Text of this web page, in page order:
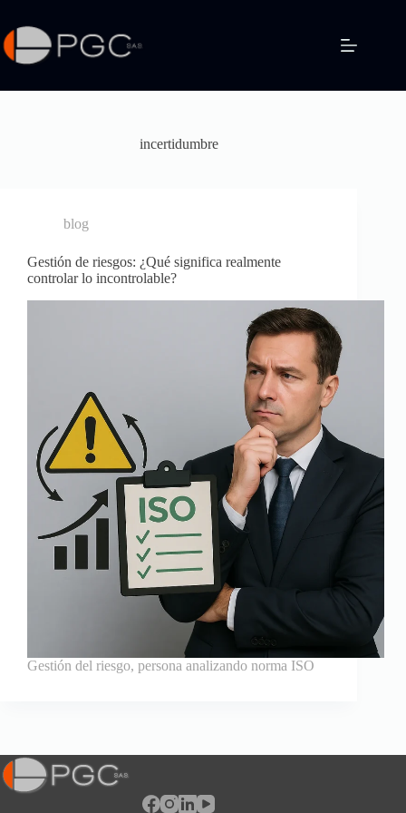
contenido
incertidumbre
blog
Gestión de riesgos: ¿Qué significa realmente
controlar lo incontrolable?
Gestión del riesgo, persona analizando norma ISO